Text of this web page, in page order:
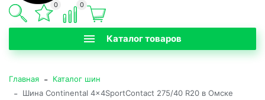
Каталог товаров
0 0
Главная - Каталог шин
- Шина Continental 4x4SportContact 275/40 R20 в Омске